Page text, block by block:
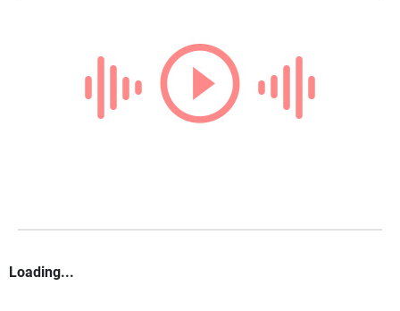
Loading...